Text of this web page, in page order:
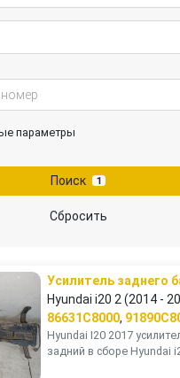
параметры
Поиск 1
Сбросить
Усилитель заднего
Hyundai i20 2 (2014 -
86631C8000,
Hyundai I20 2017
задний в сборе Hyundai